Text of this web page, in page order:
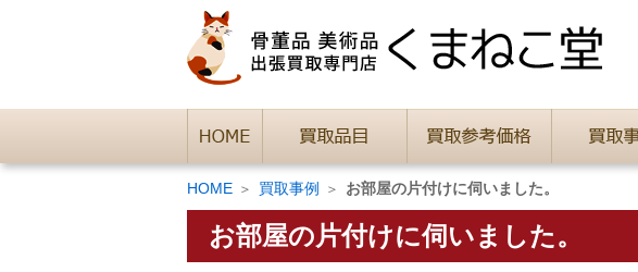
HOME 買取事例 お部屋の片付けに伺いました。
お部屋の片付けに伺いました。